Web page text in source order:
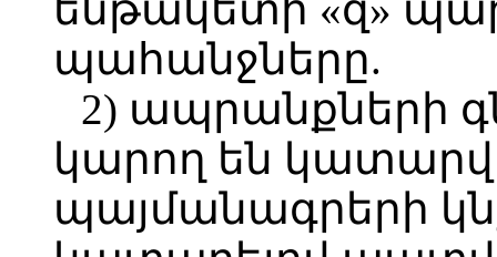
ենթակետի «զ»
պահանջները.
2) ապրանքների
կարող են
պայմանագրերի